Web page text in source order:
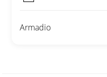
Armadio